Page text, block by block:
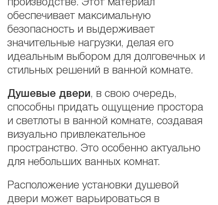
производстве. Этот материал
обеспечивает максимальную
безопасность и выдерживает
значительные нагрузки, делая его
идеальным выбором для долговечных и
стильных решений в ванной комнате.
Душевые двери, в свою очередь,
способны придать ощущение простора
и светлоты в ванной комнате, создавая
визуально привлекательное
пространство. Это особенно актуально
для небольших ванных комнат.
Расположение установки душевой
двери может варьироваться в